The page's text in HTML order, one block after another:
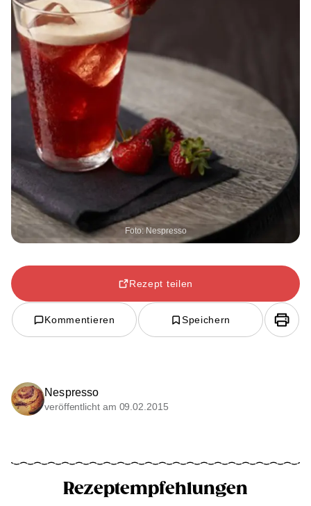
Foto: Nespresso
Rezept teilen
Kommentieren Speichern
Nespresso
veröffentlicht am 09.02.2015
Rezeptempfehlungen